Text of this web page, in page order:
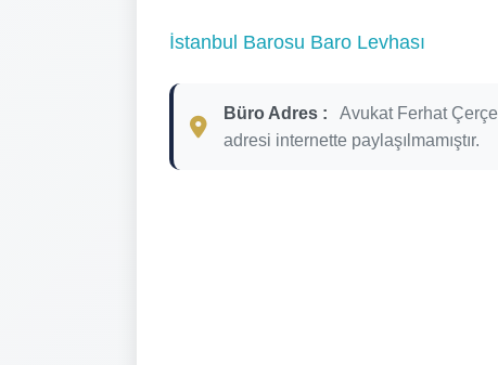
İstanbul Barosu Baro Levhası
Büro Adres :
Avukat Ferhat Çerçel
adresi internette paylaşılmamıştır.